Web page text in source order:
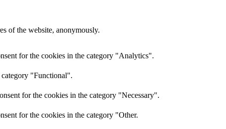
of the website, anonymously.
for the cookies in the category "Analytics".
category "Functional".
for the cookies in the category "Necessary".
for the cookies in the category "Other.